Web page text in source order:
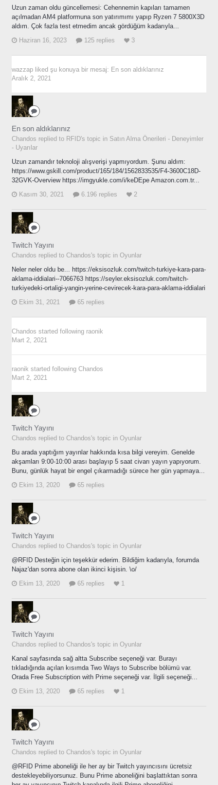
Uzun zaman oldu güncellemesi: Cehennemin kapıları tamamen
açılmadan AM4 platformuna son yatırımımı yapıp Ryzen 7 5800X3D
aldım. Çok fazla test etmedim ancak gördüğüm kadarıyla...
Haziran 16, 2023
125 replies 3
wazzap liked şu konuya bir mesaj: En son aldıklarınız
Aralık 2, 2021
En son aldıklarınız
Chandos replied to RFID's topic in Satın Alma Önerileri - Deneyimler
- Uyarılar
Uzun zamandır teknoloji alışverişi yapmıyordum. Şunu aldım:
https://www.gskill.com/product/165/184/1562833535/F4-3600C18D-
32GVK-Overview https://imgyukle.com/i/keDEpe Amazon.com.tr...
Kasım 30, 2021
6.196 replies 2
Twitch Yayını
Chandos replied to Chandos's topic in Oyunlar
Neler neler oldu be... https://eksisozluk.com/twitch-turkiye-kara-para-
aklama-iddialari--7066763 https://seyler.eksisozluk.com/twitch-
turkiyedeki-ortaligi-yangin-yerine-cevirecek-kara-para-aklama-iddialari
Ekim 31, 2021
65 replies
Chandos started following raonik
Mart 2, 2021
raonik started following Chandos
Mart 2, 2021
Twitch Yayını
Chandos replied to Chandos's topic in Oyunlar
Bu arada yaptığım yayınlar hakkında kısa bilgi vereyim. Genelde
akşamları 9:00-10:00 arası başlayıp 5 saat civarı yayın yapıyorum.
Bunu, günlük hayat bir engel çıkarmadığı sürece her gün yapmaya...
Ekim 13, 2020
65 replies
Twitch Yayını
Chandos replied to Chandos's topic in Oyunlar
@RFID Desteğin için teşekkür ederim. Bildiğim kadarıyla, forumda
Najaz'dan sonra abone olan ikinci kişisin. \o/
Ekim 13, 2020
65 replies 1
Twitch Yayını
Chandos replied to Chandos's topic in Oyunlar
Kanal sayfasında sağ altta Subscribe seçeneği var. Burayı
tıkladığında açılan kısımda Two Ways to Subscribe bölümü var.
Orada Free Subscription with Prime seçeneği var. İlgili seçeneği...
Ekim 13, 2020
65 replies 1
Twitch Yayını
Chandos replied to Chandos's topic in Oyunlar
@RFID Prime aboneliği ile her ay bir Twitch yayıncısını ücretsiz
destekleyebiliyorsunuz. Bunu Prime aboneliğini başlattıktan sonra